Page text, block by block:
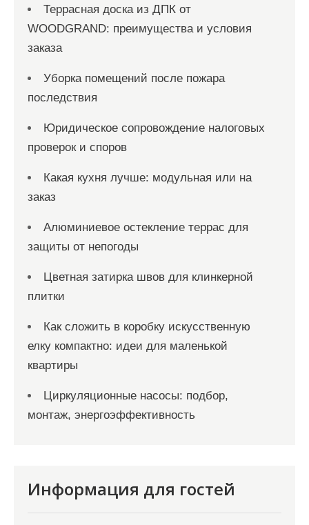
Террасная доска из ДПК от
WOODGRAND: преимущества и условия
заказа
Уборка помещений после пожара
последствия
Юридическое сопровождение налоговых
проверок и споров
Какая кухня лучше: модульная или на
заказ
Алюминиевое остекление террас для
защиты от непогоды
Цветная затирка швов для клинкерной
плитки
Как сложить в коробку искусственную
елку компактно: идеи для маленькой
квартиры
Циркуляционные насосы: подбор,
монтаж, энергоэффективность
Информация для гостей